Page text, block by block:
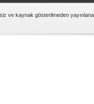
ve kaynak gösterilmeden